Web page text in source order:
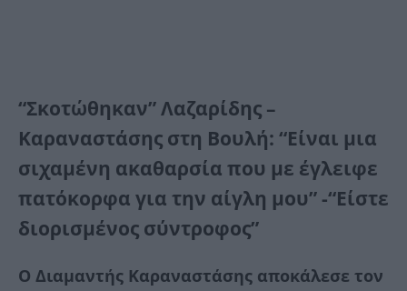
“Σκοτώθηκαν” Λαζαρίδης –
Καραναστάσης στη Βουλή: “Είναι μια
σιχαμένη ακαθαρσία που με έγλειφε
πατόκορφα για την αίγλη μου” -“Είστε
διορισμένος σύντροφος”
Ο Διαμαντής Καραναστάσης αποκάλεσε τον